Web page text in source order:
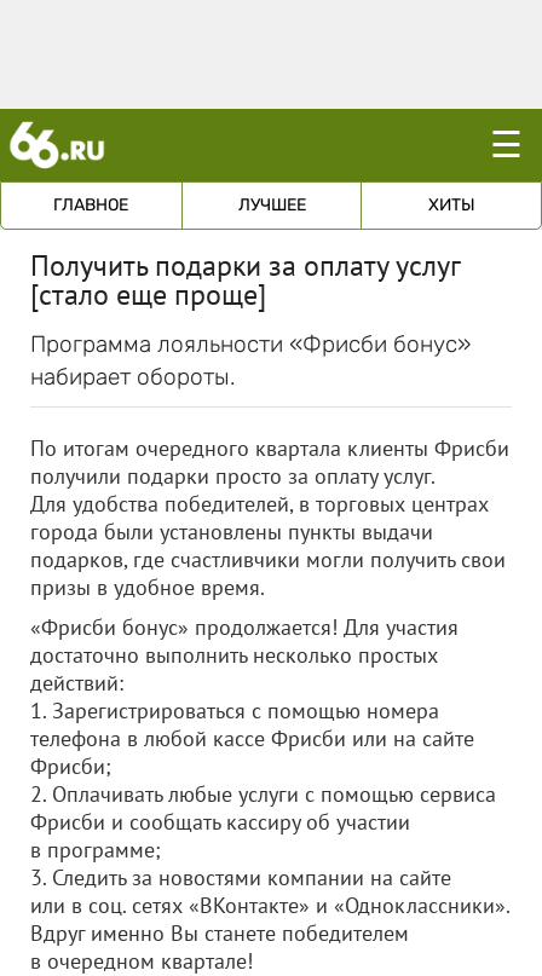
☰
ГЛАВНОЕ ЛУЧШЕЕ ХИТЫ
Получить подарки за оплату услуг
[стало еще проще]
Программа лояльности «Фрисби бонус»
набирает обороты.
По итогам очередного квартала клиенты Фрисби
получили подарки просто за оплату услуг.
Для удобства победителей, в торговых центрах
города были установлены пункты выдачи
подарков, где счастливчики могли получить свои
призы в удобное время.
«Фрисби бонус» продолжается! Для участия
достаточно выполнить несколько простых
действий:
1. Зарегистрироваться с помощью номера
телефона в любой кассе Фрисби или на сайте
Фрисби;
2. Оплачивать любые услуги с помощью сервиса
Фрисби и сообщать кассиру об участии
в программе;
3. Следить за новостями компании на сайте
или в соц. сетях «ВКонтакте» и «Одноклассники».
Вдруг именно Вы станете победителем
в очередном квартале!